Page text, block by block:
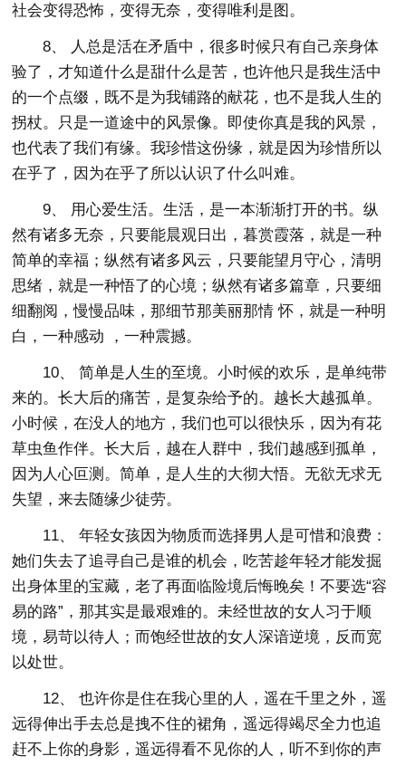
社会变得恐怖，变得无奈，变得唯利是图。
8、 人总是活在矛盾中，很多时候只有自己亲身体
验了，才知道什么是甜什么是苦，也许他只是我生活中
的一个点缀，既不是为我铺路的献花，也不是我人生的
拐杖。只是一道途中的风景像。即使你真是我的风景，
也代表了我们有缘。我珍惜这份缘，就是因为珍惜所以
在乎了，因为在乎了所以认识了什么叫难。
9、 用心爱生活。生活，是一本渐渐打开的书。纵
然有诸多无奈，只要能晨观日出，暮赏霞落，就是一种
简单的幸福；纵然有诸多风云，只要能望月守心，清明
思绪，就是一种悟了的心境；纵然有诸多篇章，只要细
细翻阅，慢慢品味，那细节那美丽那情 怀，就是一种明
白，一种感动 ，一种震撼。
10、 简单是人生的至境。小时候的欢乐，是单纯带
来的。长大后的痛苦，是复杂给予的。越长大越孤单。
小时候，在没人的地方，我们也可以很快乐，因为有花
草虫鱼作伴。长大后，越在人群中，我们越感到孤单，
因为人心叵测。简单，是人生的大彻大悟。无欲无求无
失望，来去随缘少徒劳。
11、 年轻女孩因为物质而选择男人是可惜和浪费：
她们失去了追寻自己是谁的机会，吃苦趁年轻才能发掘
出身体里的宝藏，老了再面临险境后悔晚矣！不要选“容
易的路”，那其实是最艰难的。未经世故的女人习于顺
境，易苛以待人；而饱经世故的女人深谙逆境，反而宽
以处世。
12、 也许你是住在我心里的人，遥在千里之外，遥
远得伸出手去总是拽不住的裙角，遥远得竭尽全力也追
赶不上你的身影，遥远得看不见你的人，听不到你的声